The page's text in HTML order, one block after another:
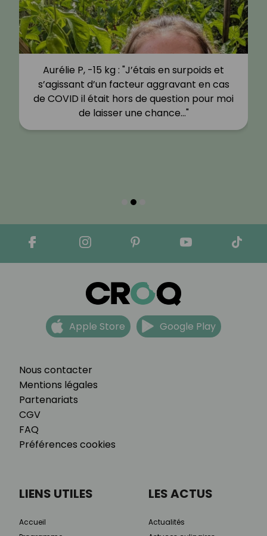
Aurélie P, -15 kg : "J’étais en surpoids et
s’agissant d’un facteur aggravant en cas
de COVID il était hors de question pour moi
de laisser une chance…"
Nous contacter
Mentions légales
Partenariats
CGV
FAQ
Préférences cookies
Apple Store Google Play
LIENS UTILES
Accueil
LES ACTUS
Actualités